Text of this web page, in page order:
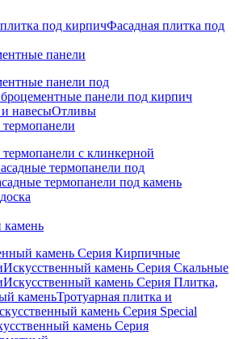
под кирпичФасадная плитка под
панели
панели под
панели под кирпич
навесыОтливы
с клинкерной
термопанели под
термопанели под камень
камень Серия Кирпичные
Искусственный камень Серия Скальные
Искусственный камень Серия Плитка,
каменьТротуарная плитка и
камень Серия Special
камень Серия